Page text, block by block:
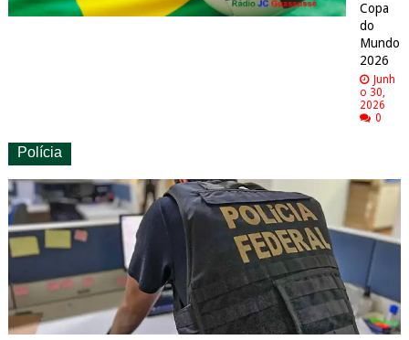
Copa
do
Mundo
2026
Junh
o 30,
2026
0
Polícia